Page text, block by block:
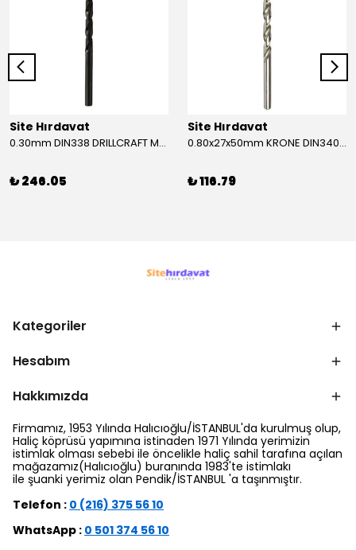
Site Hırdavat
0.30mm DIN338 DRILLCRAFT MATKAP UCU HSS 10 Adet
₺ 246.05
Site Hırdavat
0.80x27x50mm KRONE DIN340 UZUN MATKAP UCU HSS 10 Adet
₺ 116.79
Kategoriler
Hesabım
Hakkımızda
Firmamız, 1953 Yılında Halıcıoğlu/İSTANBUL'da kurulmuş olup,
Haliç köprüsü yapımına istinaden 1971 Yılında yerimizin
istimlak olması sebebi ile öncelikle haliç sahil tarafına açılan
mağazamız(Halıcıoğlu) buranında 1983'te istimlakı
ile şuanki yerimiz olan Pendik/İSTANBUL 'a taşınmıştır.
Telefon : 0 (216) 375 56 10
WhatsApp : 0 501 374 56 10